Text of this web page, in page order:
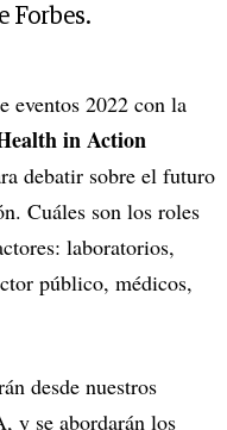
Forbes.
eventos 2022 con la
in Action
debatir sobre el futuro
Cuáles son los roles
laboratorios,
público, médicos,
desde nuestros
y se abordarán los